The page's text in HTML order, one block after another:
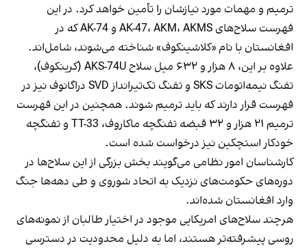
ترمیم و مهمات مورد نیازشان را تأمین خواهد کرد. در این
فهرست سلاح‌های AK-47، AKM، AKMS و AK-74 که در
افغانستان با نام «کلاشینکوف» شناخته می‌شوند، شامل‌اند.
علاوه بر این، ۸ هزار و ۶۳۲ میل سلاح AKS-74U (کرینکوف)،
تفنگ نیمه‌اتومات SKS و تفنگ تک‌تیرانداز SVD دراگانوف نیز در
فهرست قرار دارند که باید ترمیم شوند. همچنین در این فهرست
ترمیم ۲۱ هزار و ۳۲ قبضه تفنگچه ماکاروف، TT-33 و تفنگچه
خودکار استچکین نیز درخواست شده است.
کارشناسان امور نظامی می‌گویند بخش بزرگی از این سلاح‌ها در
دوره‌های حکومت‌های نزدیک به اتحاد شوروی و طی دهه‌ها جنگ
وارد افغانستان شده‌اند.
هرچند سلاح‌های امریکایی موجود در اختیار طالبان از نمونه‌های
روسی پیشرفته‌تر هستند، اما به دلیل محدودیت در دسترسی